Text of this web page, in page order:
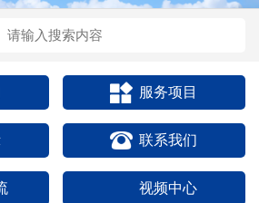
服务项目
联系我们
视频中心